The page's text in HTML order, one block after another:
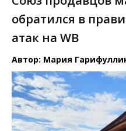
обратился в
атак на WB
Автор: Мария